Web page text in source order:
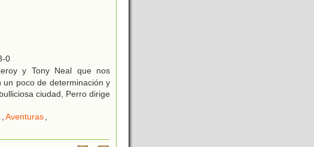
0
y Tony Neal que nos
poco de determinación y
ciudad, Perro dirige
,Aventuras,